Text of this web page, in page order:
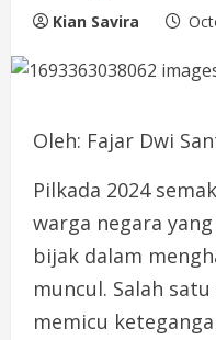
Kian Savira
Oleh: Fajar Dwi
Pilkada 2024
warga negara
bijak dalam
muncul. Salah
memicu